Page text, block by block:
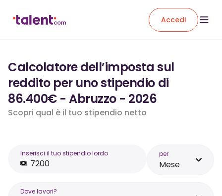
Accedi
Calcolatore dell’imposta sul
reddito per uno stipendio di
86.400€ - Abruzzo - 2026
Scopri qual è il tuo stipendio netto
Inserisci il tuo stipendio lordo per
Mese
Dove lavori?